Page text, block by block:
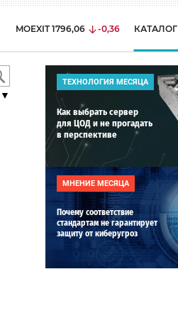
MOEXIT 1796,06 -0,36 КАТАЛОГ
▼
ТЕХНОЛОГИЯ МЕСЯЦА
Как выбрать сервер
для ЦОД и не прогадать
в перспективе
МНЕНИЕ МЕСЯЦА
Почему соответствие
стандартам не гарантирует
защиту от киберугроз